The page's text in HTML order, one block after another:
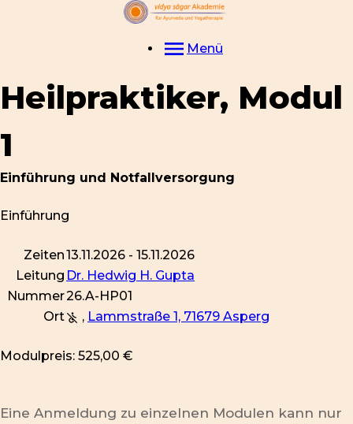
Menü
Heilpraktiker, Modul
1
Einführung und Notfallversorgung
Einführung
Zeiten13.11.2026 - 15.11.2026
Leitung Dr. Hedwig H. Gupta
Nummer26.A-HP01
Ort
, Lammstraße 1, 71679 Asperg
Modulpreis: 525,00 €
Eine Anmeldung zu einzelnen Modulen kann nur